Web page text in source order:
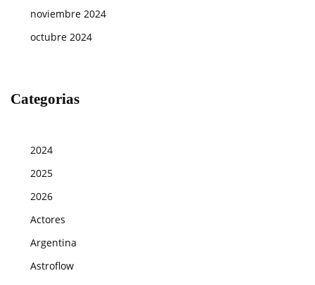
noviembre 2024
octubre 2024
Categorias
2024
2025
2026
Actores
Argentina
Astroflow